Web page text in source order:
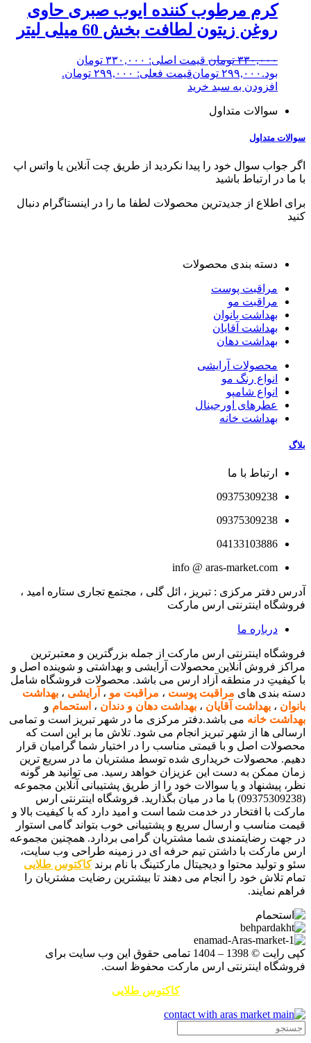
کرم مرطوب کننده ایوب صبری حاوی
روغن زیتون لطافت بخش 60 میلی لیتر
۳۳۰,۰۰۰ تومان
قیمت اصلی: ۳۳۰,۰۰۰ تومان
بود. ۲۹۹,۰۰۰ تومانقیمت فعلی: ۲۹۹,۰۰۰ تومان.
افزودن به سبد خرید
سوالات متداول
سوالات متداول
اگر جواب سوال خود را پیدا نکردید از طریق چت آنلاین یا واتس اپ
با ما در ارتباط باشید
برای اطلاع از جدیدترین محصولات لطفا ما را در اینستاگرام دنبال
کنید
دسته بندی محصولات
مراقبت پوست
مراقبت مو
بهداشت بانوان
بهداشت آقایان
بهداشت دهان
محصولات آرایشی
انواع رنگ مو
انواع شامپو
عطرهای اورجینال
بهداشت خانه
بلاگ
ارتباط با ما
09375309238
09375309238
04133103886
info @ aras-market.com
آدرس دفتر مرکزی : تبریز ، ائل گلی ، مجتمع تجاری ستاره امید ،
فروشگاه اینترنتی ارس مارکت
درباره ما
فروشگاه اینترنتی ارس مارکت از جمله بزرگترین و معتبرترین
مراکز فروش آنلاین محصولات آرایشی و بهداشتی و شوینده اصل و
با کیفیتِ در منطقه آزاد ارس می باشد. محصولات فروشگاه شامل
دسته بندی های مراقبت پوست ، مراقبت مو ، آرایشی ، بهداشت
بانوان ، بهداشت آقایان ، بهداشت دهان و دندان ، استحمام و
بهداشت خانه می باشد.دفتر مرکزی ما در شهر تبریز است و تمامی
ارسالی ها از شهر تبریز انجام می شود. تلاش ما بر این است که
محصولات اصل و با قیمتی مناسب را در اختیار شما گرامیان قرار
دهیم. محصولات خریداری شده توسط مشتریان ما در سریع ترین
زمان ممکن به دست این عزیزان خواهد رسید. می توانید هر گونه
نظر، پیشنهاد و یا سوالات خود را از طریق پشتیبانی آنلاین مجموعه
(09375309238) با ما در میان بگذارید. فروشگاه اینترنتی ارس
مارکت با افتخار در خدمت شما است و امید دارد که با کیفیت بالا و
قیمت مناسب و ارسال سریع و پشتیبانی خوب بتواند گامی استوار
در جهت رضایتمندی شما مشتریان گرامی بردارد. همچنین مجموعه
ارس مارکت با داشتن تیم حرفه ای در زمینه طراحی وب سایت،
سئو و تولید محتوا و دیجیتال مارکتینگ با نام برند کاکتوس طلایی
تمام تلاش خود را انجام می دهند تا بیشترین رضایت مشتریان را
فراهم نمایند.
کپی رایت © 1398 – 1404 تمامی حقوق این وب سایت برای
فروشگاه اینترنتی ارس مارکت محفوظ است.
کاکتوس طلایی